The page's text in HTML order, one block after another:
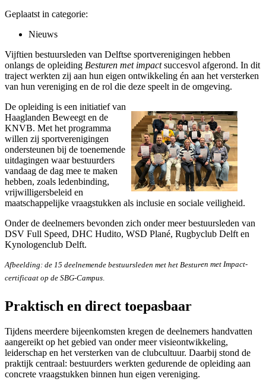
Geplaatst in categorie:
Nieuws
Vijftien bestuursleden van Delftse sportverenigingen hebben
onlangs de opleiding Besturen met impactsuccesvol afgerond. In dit
traject werkten zij aan hun eigen ontwikkeling én aan het versterken
van hun vereniging en de rol die deze speelt in de omgeving.
De opleiding is een initiatief van
Haaglanden Beweegt en de
KNVB. Met het programma
willen zij sportverenigingen
ondersteunen bij de toenemende
uitdagingen waar bestuurders
vandaag de dag mee te maken
hebben, zoals ledenbinding,
vrijwilligersbeleid en
maatschappelijke vraagstukken als inclusie en sociale veiligheid.
Onder de deelnemers bevonden zich onder meer bestuursleden van
DSV Full Speed, DHC Hudito, WSD Plané, Rugbyclub Delft en
Kynologenclub Delft.
Afbeelding: de 15 deelnemende bestuursleden met het Besturen met Impact-
certificaat op de SBG-Campus
Praktisch en direct toepasbaar
Tijdens meerdere bijeenkomsten kregen de deelnemers handvatten
aangereikt op het gebied van onder meer visieontwikkeling,
leiderschap en het versterken van de clubcultuur. Daarbij stond de
praktijk centraal: bestuurders werkten gedurende de opleiding aan
concrete vraagstukken binnen hun eigen vereniging.